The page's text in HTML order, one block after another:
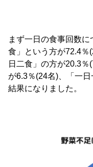
まず一日の食事回数
食」という方が72.4％
日二食」の方が20.3
が6.3％(24名)、「一
結果になりました。